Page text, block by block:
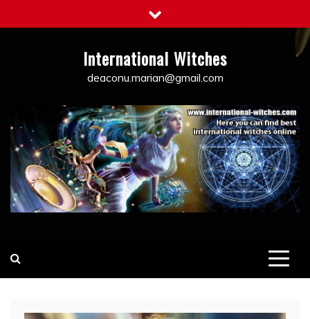
to
International Witches
deaconu.marian@gmail.com